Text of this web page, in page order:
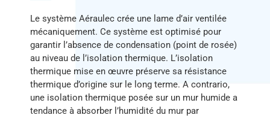
Le système Aéraulec crée une lame d’air ventilée
mécaniquement. Ce système est optimisé pour
garantir l’absence de condensation (point de rosée)
au niveau de l’isolation thermique. L’isolation
thermique mise en œuvre préserve sa résistance
thermique d’origine sur le long terme. A contrario,
une isolation thermique posée sur un mur humide a
tendance à absorber l’humidité du mur par